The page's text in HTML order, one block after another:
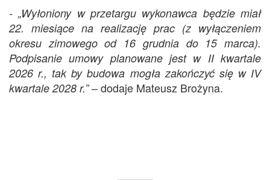
- „Wyłoniony w przetargu wykonawca będzie miał
22. miesiące na realizację prac (z wyłączeniem
okresu zimowego od 16 grudnia do 15 marca).
Podpisanie umowy planowane jest w II kwartale
2026 r., tak by budowa mogła zakończyć się w IV
kwartale 2028 r.”– dodaje Mateusz Brożyna.